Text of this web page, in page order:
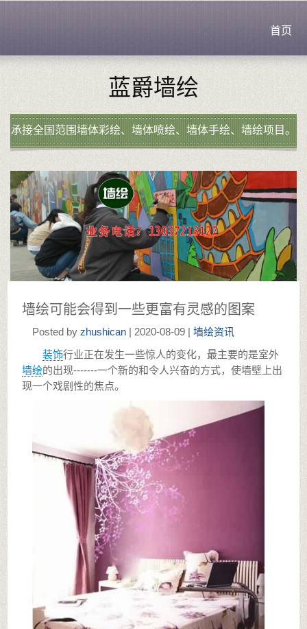
首页
蓝爵墙绘
承接全国范围墙体彩绘、墙体喷绘、墙体手绘、墙绘项目。
墙绘可能会得到一些更富有灵感的图案
Posted by zhushican | 2020-08-09 | 墙绘资讯
装饰行业正在发生一些惊人的变化，最主要的是室外
墙绘的出现-------一个新的和令人兴奋的方式，使墙壁上出
现一个戏剧性的焦点。